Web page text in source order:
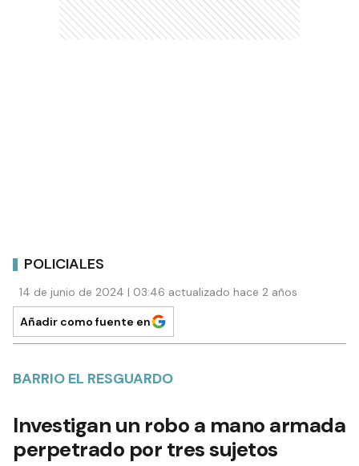
POLICIALES
14 de junio de 2024 | 03:46 actualizado hace 2 años
Añadir como fuente en
BARRIO EL RESGUARDO
Investigan un robo a mano armada
perpetrado por tres sujetos